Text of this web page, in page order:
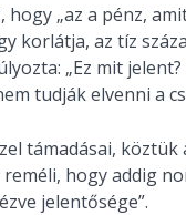
hogy „az a pénz,
korlátja, az tíz
„Ez mit
tudják elvenni a
támadásai,
hogy addig
jelentősége”.